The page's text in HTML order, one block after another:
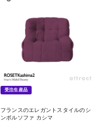
受注生産品
フランスのエレガントスタイルのシ
ンボルソファ カシマ